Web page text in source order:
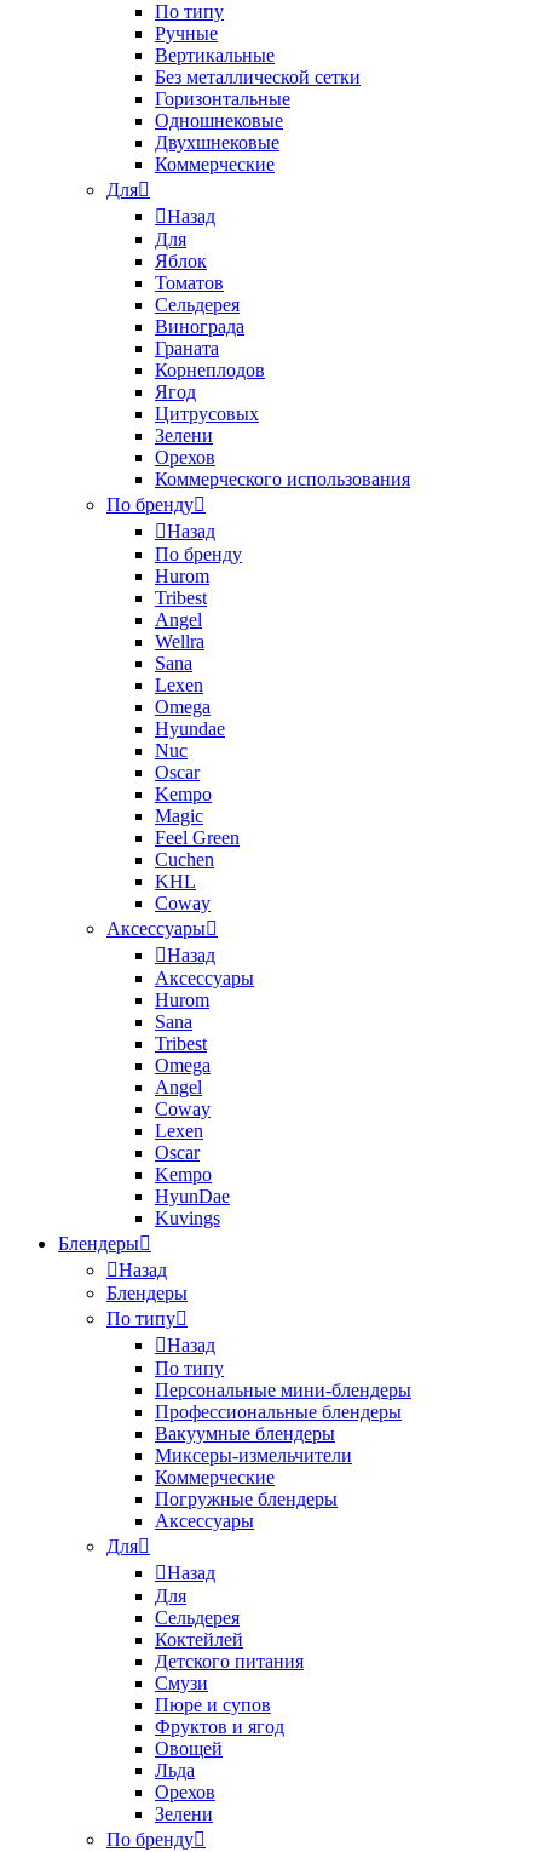
По типу
Ручные
Вертикальные
Без металлической сетки
Горизонтальные
Одношнековые
Двухшнековые
Коммерческие
Для
Назад
Для
Яблок
Томатов
Cельдерея
Винограда
Граната
Корнеплодов
Ягод
Цитрусовых
Зелени
Орехов
Коммерческого использования
По бренду
Назад
По бренду
Hurom
Tribest
Angel
Wellra
Sana
Lexen
Omega
Hyundae
Nuc
Oscar
Kempo
Magic
Feel Green
Cuchen
KHL
Coway
Аксессуары
Назад
Аксессуары
Hurom
Sana
Tribest
Omega
Angel
Coway
Lexen
Oscar
Kempo
HyunDae
Kuvings
Блендеры
Назад
Блендеры
По типу
Назад
По типу
Персональные мини-блендеры
Профессиональные блендеры
Вакуумные блендеры
Миксеры-измельчители
Коммерческие
Погружные блендеры
Аксессуары
Для
Назад
Для
Сельдерея
Коктейлей
Детского питания
Смузи
Пюре и супов
Фруктов и ягод
Овощей
Льда
Орехов
Зелени
По бренду